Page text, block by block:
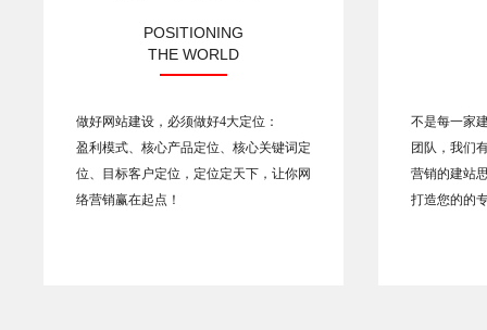
POSITIONING
THE WORLD
做好网站建设，必须做好4大定位：
盈利模式、核心产品定位、核心关键词定
位、目标客户定位，定位定天下，让你网
络营销赢在起点！
不是每一家
团队，我们
营销的建站
打造您的的